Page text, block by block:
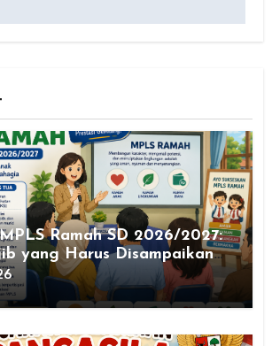
Ramah SD 2026/2027:
yang Harus Disampaikan
Tua